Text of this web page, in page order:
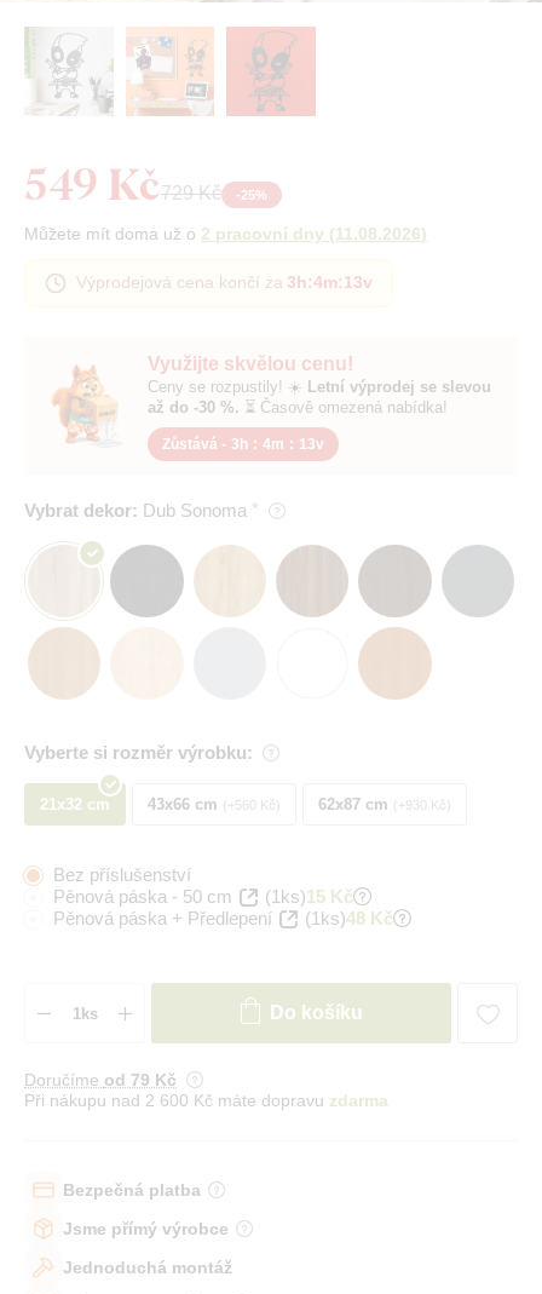
Využijte skvělou cenu!
Ceny se rozpustily! ☀️ Letní výprodej se slevou
až do -30 %. ⏳ Časově omezená nabídka!
Zůstává - 3h : 4m : 12v
Vybrat dekor: Dub Sonoma
Vyberte si rozměr výrobku:
21x32 cm 43x66 cm +560 Kč 62x87 cm +930 Kč
549 Kč729 Kč -25%
Můžete mít doma už o 2 pracovní dny (11.08.2026)
Výprodejová cena končí za 3h:4m:12v
Bez příslušenství
Pěnová páska - 50 cm
(1ks)15 Kč
Pěnová páska + Předlepení
(1ks)48 Kč
Do košíku
Doručíme od 79 Kč
Při nákupu nad 2 600 Kč máte dopravu zdarma
Bezpečná platba
Jsme přímý výrobce
Jednoduchá montáž